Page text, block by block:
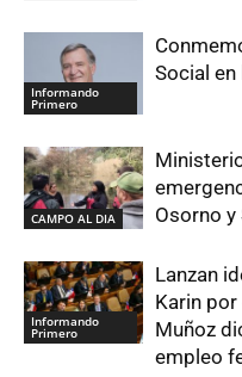
Informando
Primero
Social
CAMPO AL DIA
Osorno y
Informando
Primero
Lanzan
Karin
Muñoz
empleo